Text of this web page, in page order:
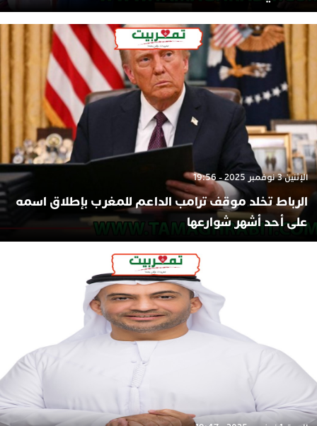
الإثنين 3 نوفمبر 2025 - 19:56
الرباط تخلد موقف ترامب الداعم للمغرب بإطلاق اسمه
على أحد أشهر شوارعها